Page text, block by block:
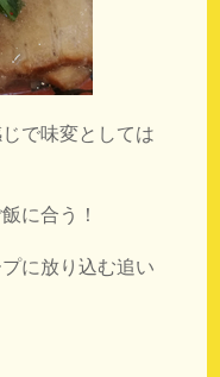
で味変としては
に合う！
に放り込む追い